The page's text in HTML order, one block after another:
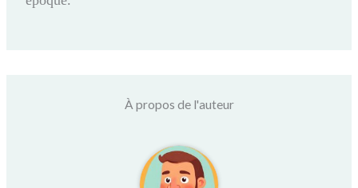
À propos de l'auteur